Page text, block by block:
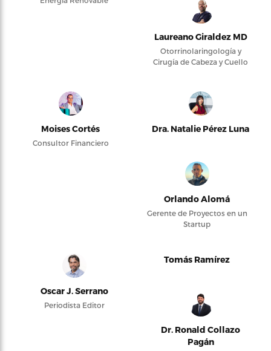
Laureano Giraldez MD
Otorrinolaringología y
Cirugía de Cabeza y Cuello
Moises Cortés
Consultor Financiero
Dra. Natalie Pérez Luna
Orlando Alomá
Gerente de Proyectos en un
Startup
Oscar J. Serrano
Periodista Editor
Tomás Ramírez
Dr. Ronald Collazo
Pagán